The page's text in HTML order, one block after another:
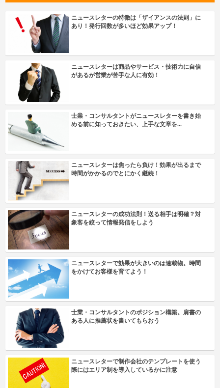
ニュースレターの特徴は「ザイアンスの法則」に
あり！発行回数が多いほど効果アップ！
ニュースレターは商品やサービス・技術力に自信
があるが営業が苦手な人に有効！
士業・コンサルタントがニュースレターを書き始
める前に知っておきたい、上手な文章を...
ニュースレターは焦ったら負け！効果が出るまで
時間がかかるのでとにかく継続！
ニュースレターの成功法則！送る相手は明確？対
象客を絞って情報発信をしよう
ニュースレターで効果が大きいのは連載物。時間
をかけてお客様を育てよう！
士業・コンサルタントのポジション構築。肩書の
ある人に推薦状を書いてもらおう
ニュースレターで制作会社のテンプレートを使う
際にはエリア制を導入しているかに注意